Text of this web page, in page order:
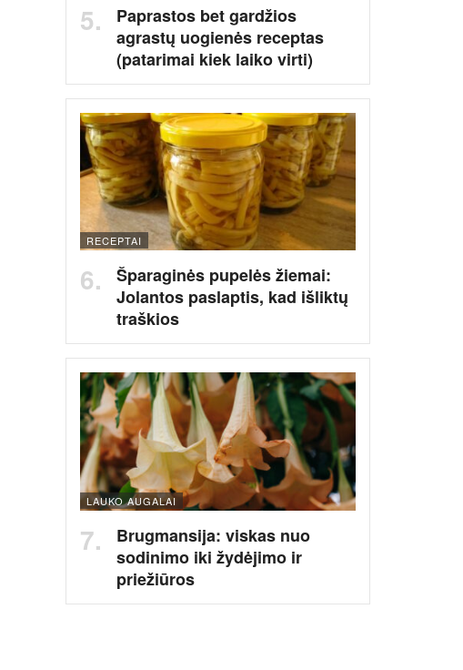
Paprastos bet gardžios
agrastų uogienės receptas
(patarimai kiek laiko virti)
RECEPTAI
Šparaginės pupelės žiemai:
Jolantos paslaptis, kad išliktų
traškios
LAUKO AUGALAI
Brugmansija: viskas nuo
sodinimo iki žydėjimo ir
priežiūros